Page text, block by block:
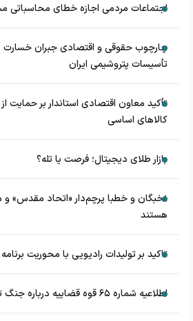
اجتماعات مردمی اجازه خطای محاسباتی
چارچوب حقوقی و اقتصادی جبران خسارت
تأسیسات پتروشیمی ایران
تأکید معاون اقتصادی استاندار بر حمایت
کالاهای اساسی
بازار طلای دیجیتال؛ فرصت یا تله؟
نخبگان و خطبا پرچم‌دار «اتحاد مقدس» و
هستند
تاکید بر تولیدات رادیویی با محوریت
اطلاعیه شماره ۶۵ قوه قضاییه درباره جنگ تحمیلی سوم